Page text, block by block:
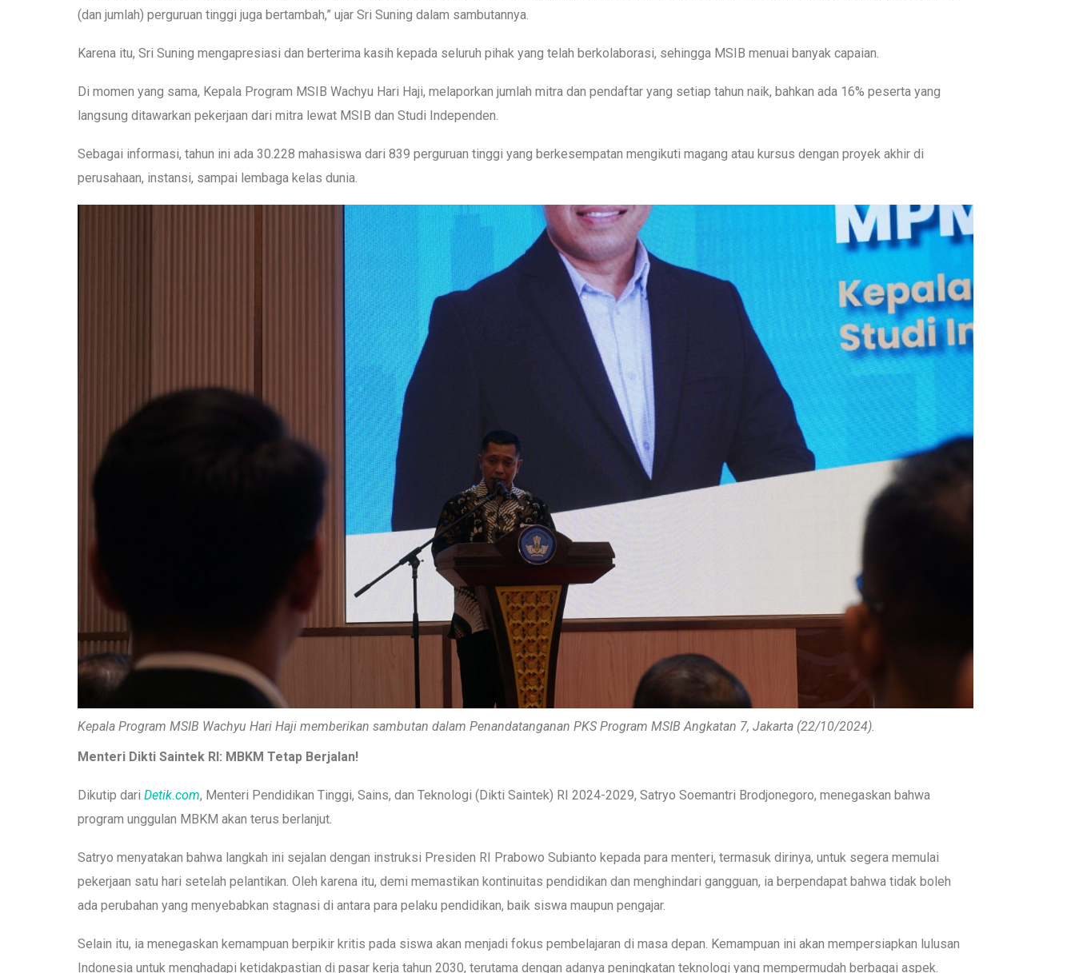
(dan jumlah) perguruan tinggi juga bertambah,” ujar Sri Suning dalam sambutannya.
Karena itu, Sri Suning mengapresiasi dan berterima kasih kepada seluruh pihak yang telah berkolaborasi, sehingga MSIB menuai banyak capaian.
Di momen yang sama, Kepala Program MSIB Wachyu Hari Haji, melaporkan jumlah mitra dan pendaftar yang setiap tahun naik, bahkan ada 16% peserta yang
langsung ditawarkan pekerjaan dari mitra lewat MSIB dan Studi Independen.
Sebagai informasi, tahun ini ada 30.228 mahasiswa dari 839 perguruan tinggi yang berkesempatan mengikuti magang atau kursus dengan proyek akhir di
perusahaan, instansi, sampai lembaga kelas dunia.
Kepala Program MSIB Wachyu Hari Haji memberikan sambutan dalam Penandatanganan PKS Program MSIB Angkatan 7, Jakarta (22/10/2024).
Menteri Dikti Saintek RI: MBKM Tetap Berjalan!
Dikutip dari Detik.com, Menteri Pendidikan Tinggi, Sains, dan Teknologi (Dikti Saintek) RI 2024-2029, Satryo Soemantri Brodjonegoro, menegaskan bahwa
program unggulan MBKM akan terus berlanjut.
Satryo menyatakan bahwa langkah ini sejalan dengan instruksi Presiden RI Prabowo Subianto kepada para menteri, termasuk dirinya, untuk segera memulai
pekerjaan satu hari setelah pelantikan. Oleh karena itu, demi memastikan kontinuitas pendidikan dan menghindari gangguan, ia berpendapat bahwa tidak boleh
ada perubahan yang menyebabkan stagnasi di antara para pelaku pendidikan, baik siswa maupun pengajar.
Selain itu, ia menegaskan kemampuan berpikir kritis pada siswa akan menjadi fokus pembelajaran di masa depan. Kemampuan ini akan mempersiapkan lulusan
Indonesia untuk menghadapi ketidakpastian di pasar kerja tahun 2030, terutama dengan adanya peningkatan teknologi yang mempermudah berbagai aspek.